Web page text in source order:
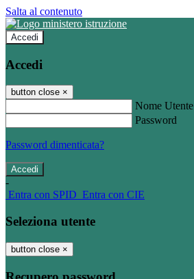
Salta al contenuto
Accedi
Accedi
button close ×
Nome Utente
Password
Password dimenticata?
-
Entra con SPID Entra con CIE
Seleziona utente
button close ×